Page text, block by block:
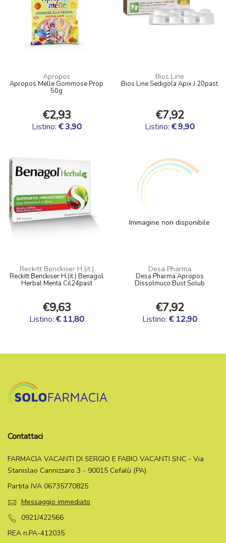
Apropos
Apropos Melle Gommose Prop
50g
€2,93
Listino: € 3,90
Bios Line
Bios Line Sedigola Apix J 20past
€7,92
Listino: € 9,90
Reckitt Benckiser H.(it.)
Reckitt Benckiser H.(it.) Benagol
Herbal Menta Cil24past
€9,63
Listino: € 11,80
Immagine non disponibile
Desa Pharma
Desa Pharma Apropos
Dissolmuco Bust Solub
€7,92
Listino: € 12,90
Contattaci
FARMACIA VACANTI DI SERGIO E FABIO VACANTI SNC - Via
Stanislao Cannizzaro 3 - 90015 Cefalù (PA)
Partita IVA 06735770825
Messaggio immediato
0921/422566
REA n.PA-412035